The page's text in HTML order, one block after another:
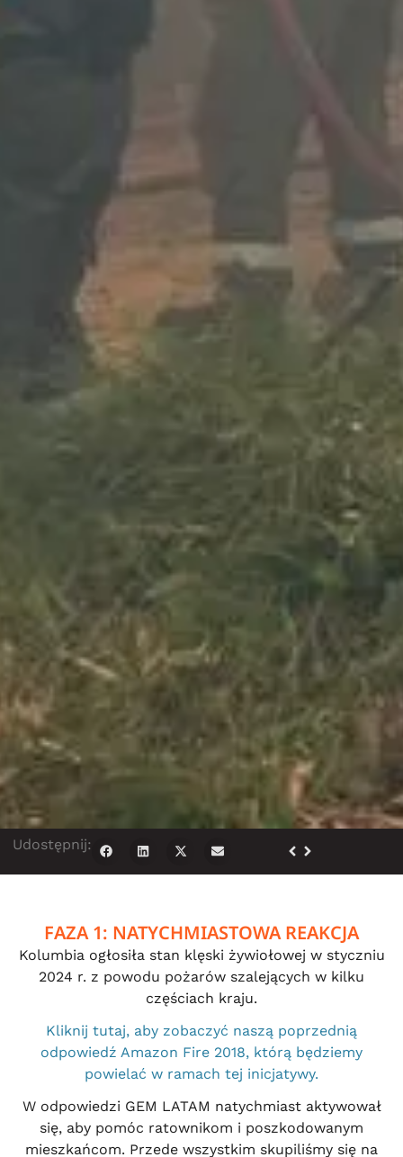
Udostępnij:
FAZA 1: NATYCHMIASTOWA REAKCJA
Kolumbia ogłosiła stan klęski żywiołowej w styczniu
2024 r. z powodu pożarów szalejących w kilku
częściach kraju.
Kliknij tutaj, aby zobaczyć naszą poprzednią
odpowiedź Amazon Fire 2018, którą będziemy
powielać w ramach tej inicjatywy.
W odpowiedzi GEM LATAM natychmiast aktywował
się, aby pomóc ratownikom i poszkodowanym
mieszkańcom. Przede wszystkim skupiliśmy się na